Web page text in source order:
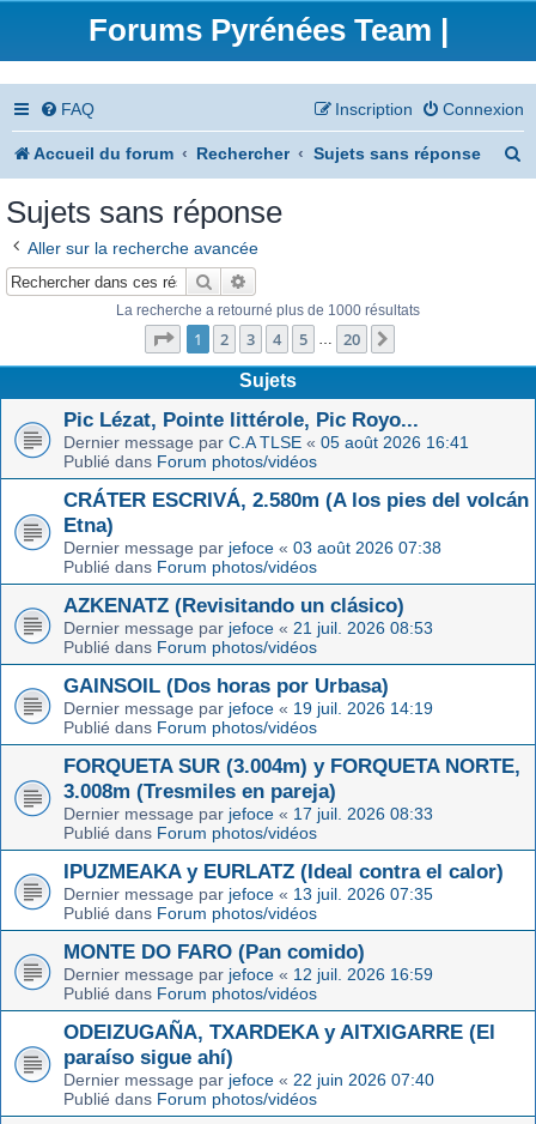
Forums Pyrénées Team |
FAQ Connexion
Inscription
Accueil du forum Rechercher Sujets sans réponse
Sujets sans réponse
Aller sur la recherche avancée
Rechercher
La recherche a retourné plus de 1000 résultats
Page 1sur20
1 2 3 4 5 … 20
Sujets
Pic Lézat, Pointe littérole, Pic Royo...
Dernier message par C.A TLSE « 05 août 2026 16:41
Publié dans Forum photos/vidéos
CRÁTER ESCRIVÁ, 2.580m (A los pies del volcán
Etna)
Dernier message par jefoce « 03 août 2026 07:38
Publié dans Forum photos/vidéos
AZKENATZ (Revisitando un clásico)
Dernier message par jefoce « 21 juil. 2026 08:53
Publié dans Forum photos/vidéos
GAINSOIL (Dos horas por Urbasa)
Dernier message par jefoce « 19 juil. 2026 14:19
Publié dans Forum photos/vidéos
FORQUETA SUR (3.004m) y FORQUETA NORTE,
3.008m (Tresmiles en pareja)
Dernier message par jefoce « 17 juil. 2026 08:33
Publié dans Forum photos/vidéos
IPUZMEAKA y EURLATZ (Ideal contra el calor)
Dernier message par jefoce « 13 juil. 2026 07:35
Publié dans Forum photos/vidéos
MONTE DO FARO (Pan comido)
Dernier message par jefoce « 12 juil. 2026 16:59
Publié dans Forum photos/vidéos
ODEIZUGAÑA, TXARDEKA y AITXIGARRE (El
paraíso sigue ahí)
Dernier message par jefoce « 22 juin 2026 07:40
Publié dans Forum photos/vidéos